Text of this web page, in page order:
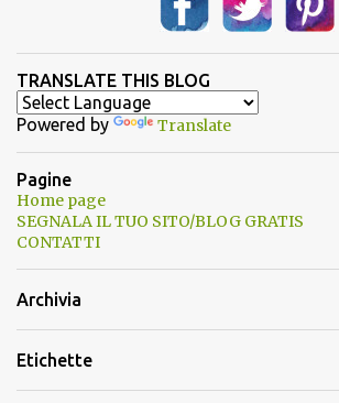
TRANSLATE THIS BLOG
Powered by Translate
Pagine
Home page
SEGNALA IL TUO SITO/BLOG GRATIS
CONTATTI
Archivia
Etichette